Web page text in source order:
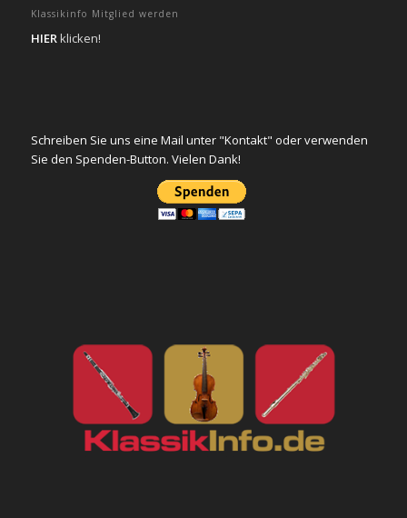
Klassikinfo Mitglied werden
HIERklicken!
Schreiben Sie uns eine Mail unter "Kontakt" oder verwenden
Sie den Spenden-Button. Vielen Dank!